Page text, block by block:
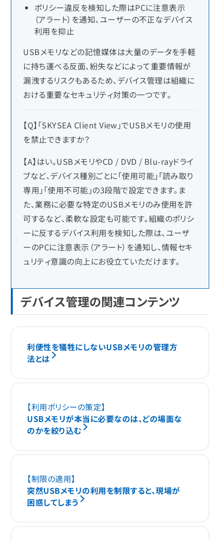
ポリシー違反を検知した際はPCに注意表示
（アラート）を通知、ユーザーの不正なデバイス
利用を抑止
USBメモリなどの記憶媒体は大量のデータを手軽
に持ち運べる反面、紛失などによって重要情報が
漏洩するリスクもあるため、デバイス管理は組織に
おける重要なセキュリティ対策の一つです。
【Q】「SKYSEA Client View」でUSBメモリの使用
を禁止できますか？
【A】はい。USBメモリやCD / DVD / Blu-rayドライ
ブなど、デバイス種別ごとに「使用可能」「読み取り
専用」「使用不可能」の3段階で設定できます。ま
た、業務に必要な特定のUSBメモリのみ使用を許
可するなど、柔軟な設定も可能です。組織のポリシ
ーに反するデバイス利用を検知した際は、ユーザ
ーのPCに注意表示（アラート）を通知し、情報セキ
ュリティ意識の向上にお役立ていただけます。
デバイス管理の関連コンテンツ
利便性を犠牲にしないUSBメモリの管理方
法とは
【利用ポリシーの策定】
USBメモリが本当に必要なのは、どの場面な
のかを絞り込む
【制限の適用】
突然USBメモリの利用を制限すると、現場が
困惑してしまう